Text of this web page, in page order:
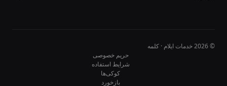
© 2026 خدمات ایلام · کلمه
حریم خصوصی
شرایط استفاده
کوکی‌ها
بازخورد
10